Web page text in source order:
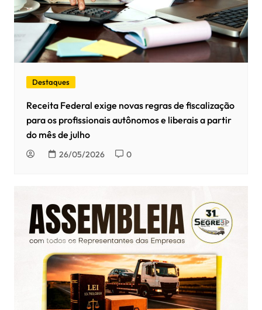
Destaques
Receita Federal exige novas regras de fiscalização
para os profissionais autônomos e liberais a partir
do mês de julho
26/05/2026 0